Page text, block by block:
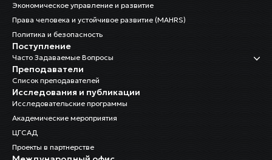
Экономическое управление и развитие
Права человека и устойчивое развитие (MAHRS)
Политика и безопасность
Поступление
Часто Задаваемые Вопросы
Преподаватели
Список преподавателей
Исследования и публикации
Исследовательские программы
Академические мероприятия
ЦГСАД
Проекты в партнерстве